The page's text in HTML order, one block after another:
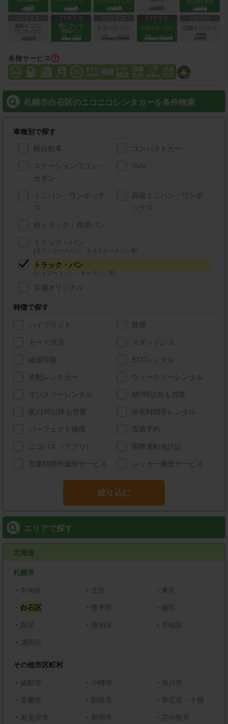
各種サービス
札幌市白石区のニコニコレンタカーを条件検索
車種別で探す
軽自動車 コンパクトカー
ステーションワゴン・
セダン
SUV
ミニバン・ワンボック
ス
高級ミニバン・ワンボ
ックス
軽トラック・商用バン
トラック・バン
(タウンエースバン、ライトエースバン等)
トラック・バン
(ハイエースバン・キャラバン等)
店舗オリジナル
特徴で探す
ハイブリッド 禁煙
カード決済 スタッドレス
給油可能 ETCレンタル
宅配レンタカー ウィークリーレンタル
マンスリーレンタル 朝7時以前も営業
夜21時以降も営業 深夜時間帯レンタル
パーフェクト補償 直前予約
ニコパス（アプリ） 国際運転免許証
営業時間外返却サービス レッカー搬送サービス
絞り込む
エリアで探す
北海道
札幌市
・ 中央区 ・ 北区 ・ 東区
・ 白石区 ・ 豊平区 ・ 南区
・ 西区 ・ 厚別区 ・ 手稲区
・ 清田区
その他市区町村
・ 函館市 ・ 小樽市 ・ 旭川市
・ 室蘭市 ・ 釧路市 ・ 帯広市・十勝
・ 岩見沢市 ・ 留萌市 ・苫小牧市